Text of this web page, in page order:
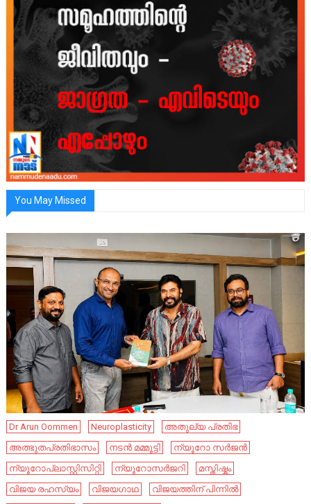
You May Missed
Dr Arun Oommen Neuroplasticity
അതുല്യ പ്രതിഭ
അത്ഭുതപ്രതിഭാസം
നടൻ മമ്മൂട്ടി
ന്യൂറോ സർജൻ
ന്യൂറോപ്ലാസ്റ്റിസിറ്റി
ന്യൂറോസർജറി
മസ്തിഷ്കം
വിജയ രഹസ്യം
വിജയഗാഥ
വിജയത്തിന് പിന്നിൽ